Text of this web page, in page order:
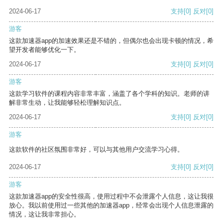
2024-06-17
支持[0] 反对[0]
游客
这款加速器app的加速效果还是不错的，但偶尔也会出现卡顿的情况，希
望开发者能够优化一下。
2024-06-17
支持[0] 反对[0]
游客
这款学习软件的课程内容非常丰富，涵盖了各个学科的知识。老师的讲
解非常生动，让我能够轻松理解知识点。
2024-06-17
支持[0] 反对[0]
游客
这款软件的社区氛围非常好，可以与其他用户交流学习心得。
2024-06-17 支持[0] 反对[0]
游客
这款加速器app的安全性很高，使用过程中不会泄露个人信息，这让我很
放心。我以前使用过一些其他的加速器app，经常会出现个人信息泄露的
情况，这让我非常担心。